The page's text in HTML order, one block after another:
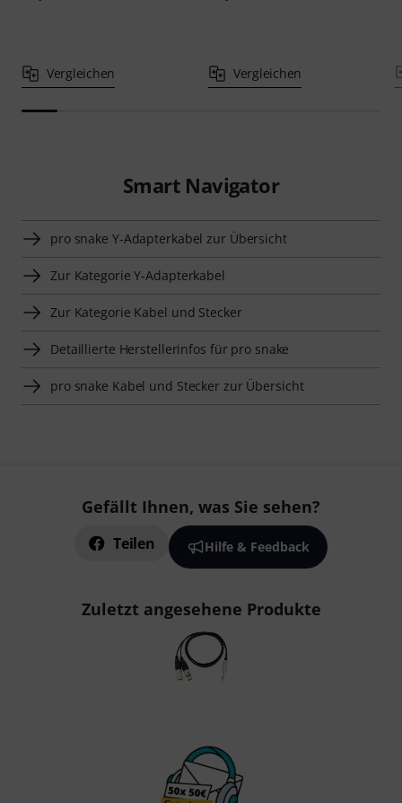
Vergleichen Vergleichen
Smart Navigator
pro snake Y-Adapterkabel zur Übersicht
Zur Kategorie Y-Adapterkabel
Zur Kategorie Kabel und Stecker
Detaillierte Herstellerinfos für pro snake
pro snake Kabel und Stecker zur Übersicht
Gefällt Ihnen, was Sie sehen?
Teilen Hilfe & Feedback
Zuletzt angesehene Produkte